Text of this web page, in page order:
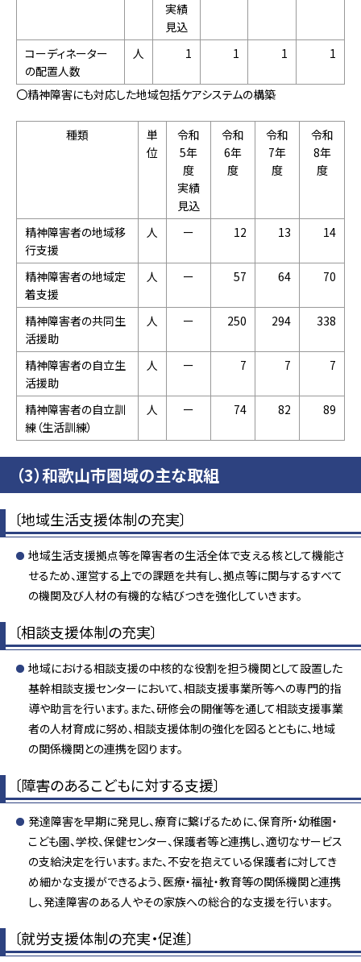
実績
見込
コーディネーター
の配置人数
人 1 1 1 1
〇精神障害にも対応した地域包括ケアシステムの構築
種類
単
位
令和
5年
度
実績
見込
令和
6年
度
令和
7年
度
令和
8年
度
精神障害者の地域移
行支援
人 ー 12 13 14
精神障害者の地域定
着支援
人 ー 57 64 70
精神障害者の共同生
活援助
人 ー 250 294 338
精神障害者の自立生
活援助
人 ー 7 7 7
精神障害者の自立訓
練（生活訓練）
人 ー 74 82 89
（3）和歌山市圏域の主な取組
〔地域生活支援体制の充実〕
地域生活支援拠点等を障害者の生活全体で支える核として機能さ
せるため、運営する上での課題を共有し、拠点等に関与するすべて
の機関及び人材の有機的な結びつきを強化していきます。
〔相談支援体制の充実〕
地域における相談支援の中核的な役割を担う機関として設置した
基幹相談支援センターにおいて、相談支援事業所等への専門的指
導や助言を行います。また、研修会の開催等を通して相談支援事業
者の人材育成に努め、相談支援体制の強化を図るとともに、地域
の関係機関との連携を図ります。
〔障害のあるこどもに対する支援〕
発達障害を早期に発見し、療育に繋げるために、保育所・幼稚園・
こども園、学校、保健センター、保護者等と連携し、適切なサービス
の支給決定を行います。また、不安を抱えている保護者に対してき
め細かな支援ができるよう、医療・福祉・教育等の関係機関と連携
し、発達障害のある人やその家族への総合的な支援を行います。
〔就労支援体制の充実・促進〕